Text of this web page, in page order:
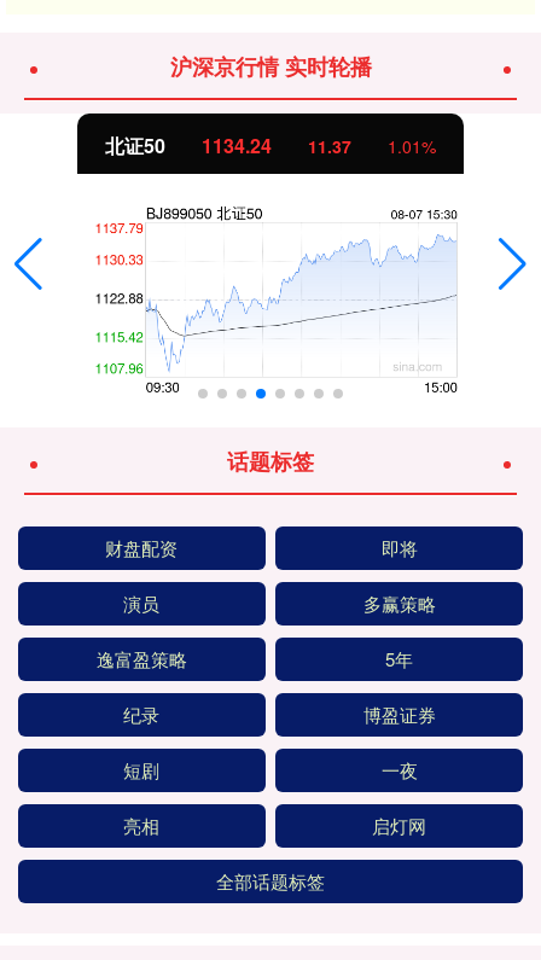
沪深京行情 实时轮播
北证50 1134.24 11.37 1.01%
话题标签
财盘配资 即将
演员 多赢策略
逸富盈策略 5年
纪录 博盈证券
短剧 一夜
亮相 启灯网
全部话题标签